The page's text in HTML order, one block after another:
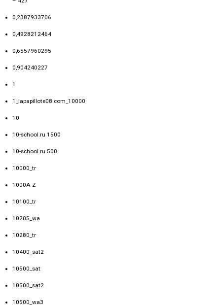
0,2387933706
0,4928212464
0,6557960295
0,904240227
1
1_lapapillote08.com_10000
10
10-school.ru 1500
10-school.ru 500
10000_tr
1000A Z
10100_tr
10205_wa
10280_tr
10400_sat2
10500_sat
10500_sat2
10500_wa3